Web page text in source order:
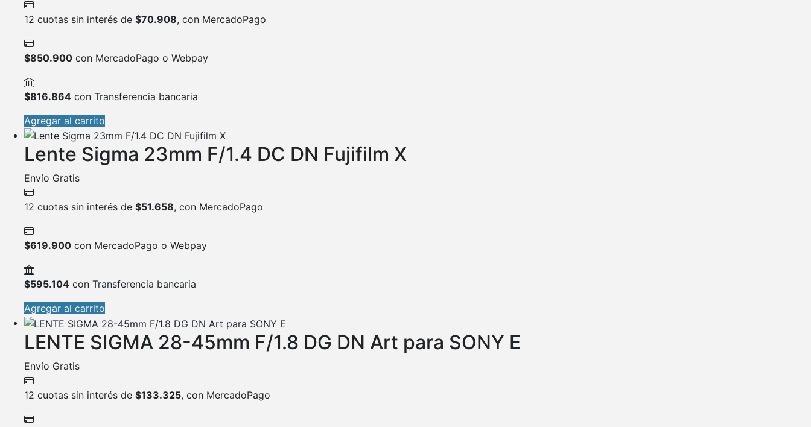
12 cuotas sin interés de $70.908, con MercadoPago
$850.900 con MercadoPago o Webpay
$816.864 con Transferencia bancaria
Agregar al carrito
Lente Sigma 23mm F/1.4 DC DN Fujifilm X
Envío Gratis
12 cuotas sin interés de $51.658, con MercadoPago
$619.900 con MercadoPago o Webpay
$595.104 con Transferencia bancaria
Agregar al carrito
LENTE SIGMA 28-45mm F/1.8 DG DN Art para SONY E
Envío Gratis
12 cuotas sin interés de $133.325, con MercadoPago